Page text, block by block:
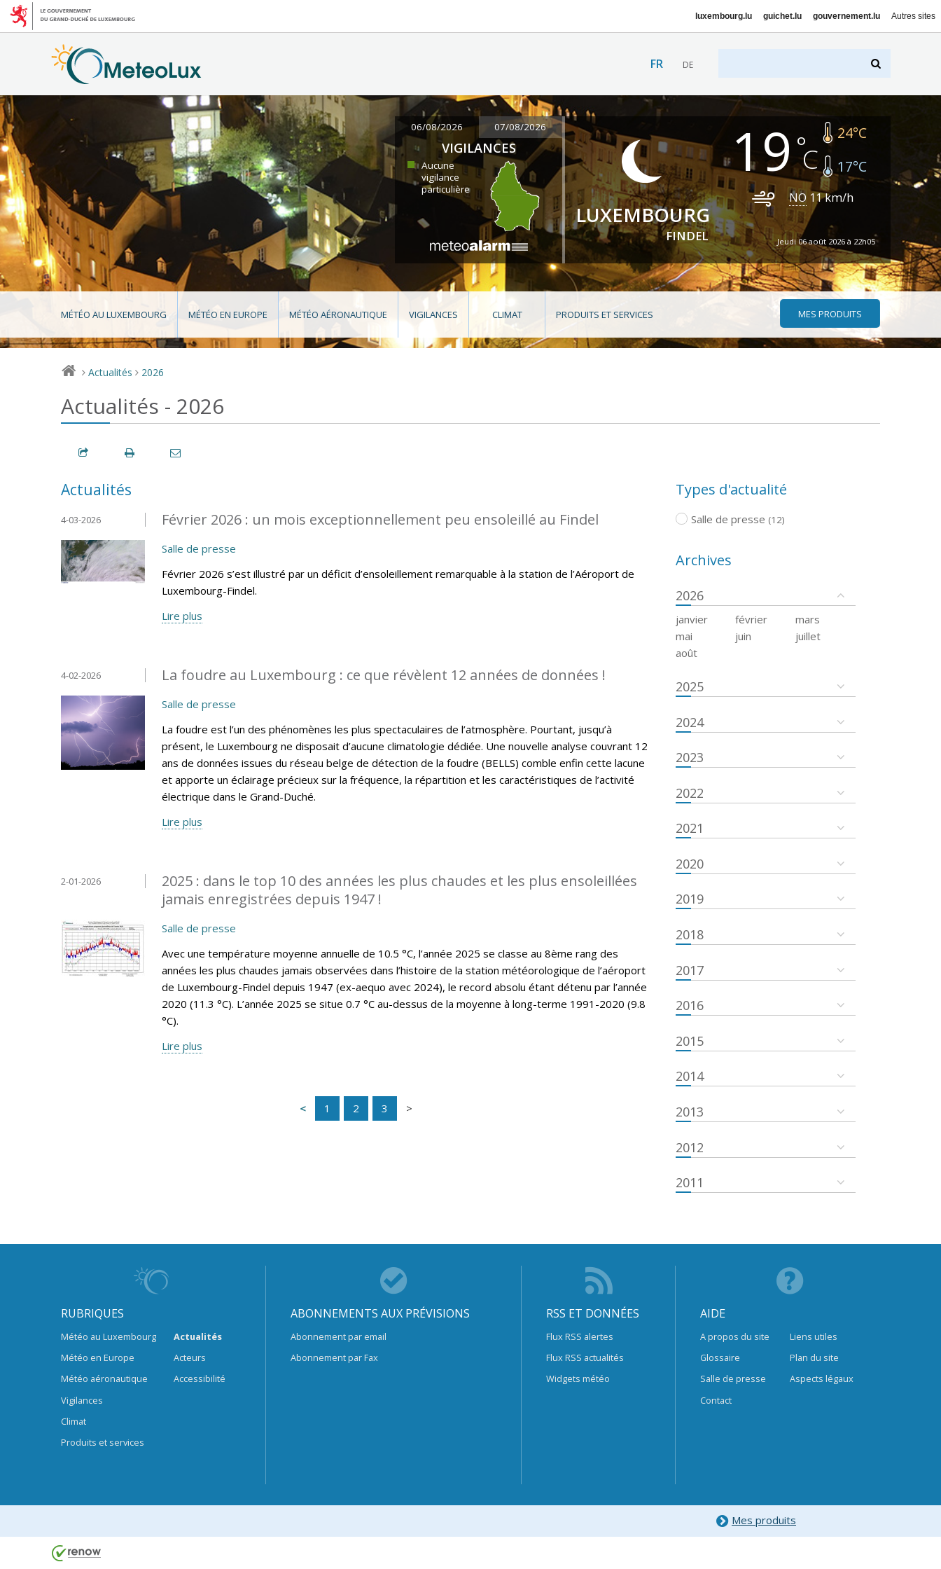
luxembourg.lu guichet.lu gouvernement.lu Autres sites
FR DE
06/08/2026 07/08/2026
VIGILANCES
Aucune
vigilance
particulière
LUXEMBOURG
FINDEL
19 24°C
17°C
NO 11km/h
Jeudi 06 août 2026 à 22h05
MÉTÉO AU LUXEMBOURG MÉTÉO EN EUROPE MÉTÉO AÉRONAUTIQUE VIGILANCES CLIMAT PRODUITS ET SERVICES MES PRODUITS
> Actualités > 2026
Actualités - 2026
Actualités
Février 2026 : un mois exceptionnellement peu ensoleillé au Findel
4-03-2026
Salle de presse
Février 2026 s’est illustré par un déficit d’ensoleillement remarquable à la station de l’Aéroport de
Luxembourg-Findel.
Lire plus
La foudre au Luxembourg : ce que révèlent 12 années de données !
4-02-2026
Salle de presse
La foudre est l’un des phénomènes les plus spectaculaires de l’atmosphère. Pourtant, jusqu’à
présent, le Luxembourg ne disposait d’aucune climatologie dédiée. Une nouvelle analyse couvrant 12
ans de données issues du réseau belge de détection de la foudre (BELLS) comble enfin cette lacune
et apporte un éclairage précieux sur la fréquence, la répartition et les caractéristiques de l’activité
électrique dans le Grand-Duché.
Lire plus
2025 : dans le top 10 des années les plus chaudes et les plus ensoleillées
jamais enregistrées depuis 1947 !
2-01-2026
Salle de presse
Avec une température moyenne annuelle de 10.5 °C, l’année 2025 se classe au 8ème rang des
années les plus chaudes jamais observées dans l’histoire de la station météorologique de l’aéroport
de Luxembourg-Findel depuis 1947 (ex-aequo avec 2024), le record absolu étant détenu par l’année
2020 (11.3 °C). L’année 2025 se situe 0.7 °C au-dessus de la moyenne à long-terme 1991-2020 (9.8
°C).
Lire plus
1 2 3
Types d'actualité
Salle de presse (12)
Archives
2026
janvier février
mars
mai
juin
juillet
août
2025
2024
2023
2022
2021
2020
2019
2018
2017
2016
2015
2014
2013
2012
2011
RUBRIQUES
Météo au Luxembourg
Météo en Europe
Météo aéronautique
Vigilances
Climat
Produits et services
Actualités
Acteurs
Accessibilité
ABONNEMENTS AUX PRÉVISIONS
Abonnement par email
Abonnement par Fax
RSS ET DONNÉES
Flux RSS alertes
Flux RSS actualités
Widgets météo
AIDE
A propos du site
Glossaire
Salle de presse
Contact
Liens utiles
Plan du site
Aspects légaux
Mes produits